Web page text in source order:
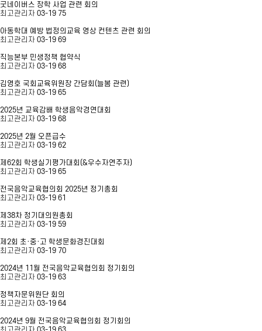
굿네이버스 장학 사업 관련 회의
최고관리자 03-19 75
아동학대 예방 법정의교육 영상 컨텐츠 관련 회의
최고관리자 03-19 69
직능본부 민생정책 협약식
최고관리자 03-19 68
김영호 국회교육위원장 간담회(늘봄 관련)
최고관리자 03-19 65
2025년 교육감배 학생음악경연대회
최고관리자 03-19 68
2025년 2월 오픈급수
최고관리자 03-19 62
제62회 학생실기평가대회(&우수자연주자)
최고관리자 03-19 65
전국음악교육협의회 2025년 정기총회
최고관리자 03-19 61
제38차 정기대의원총회
최고관리자 03-19 59
제2회 초·중·고 학생문화경진대회
최고관리자 03-19 70
2024년 11월 전국음악교육협의회 정기회의
최고관리자 03-19 63
정책자문위원단 회의
최고관리자 03-19 64
2024년 9월 전국음악교육협의회 정기회의